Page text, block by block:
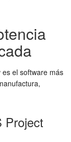
es el software más
Project